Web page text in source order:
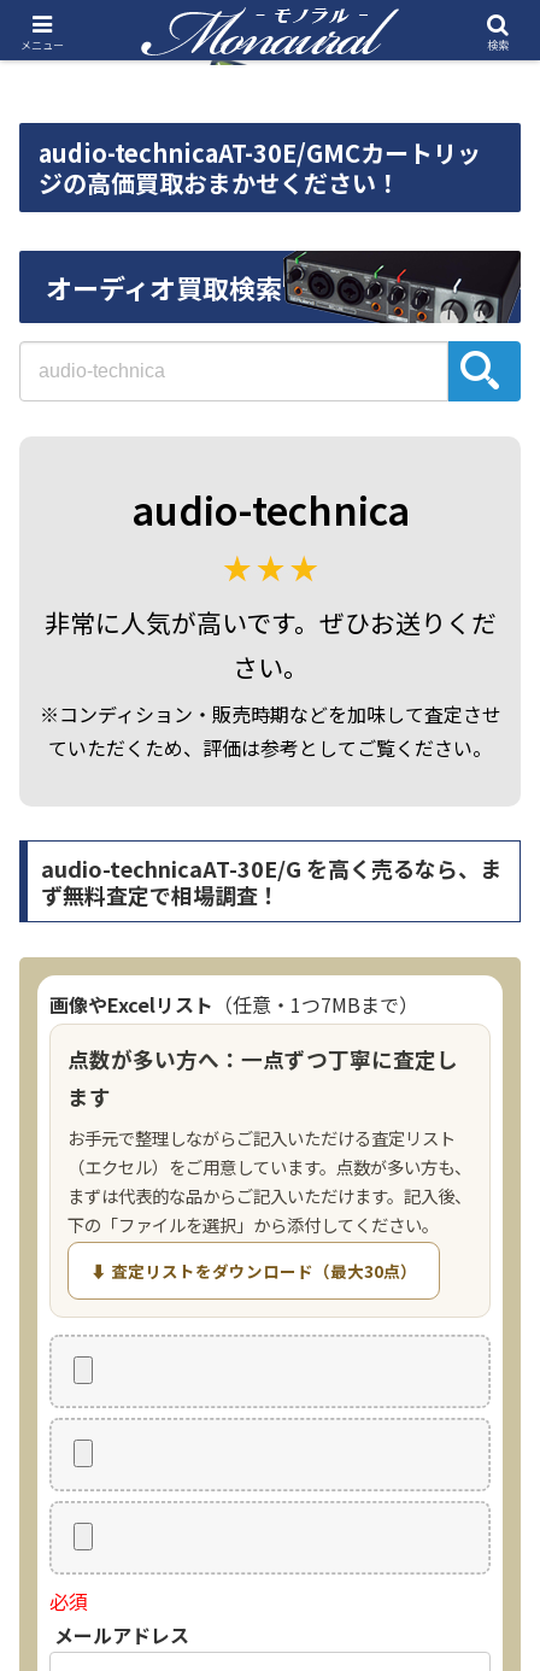
audio-technicaAT-30E/GMCカートリッ
ジの高価買取おまかせください！
オーディオ買取検索
audio-technica
非常に人気が高いです。ぜひお送りくだ
さい。
※コンディション・販売時期などを加味して査定させ
ていただくため、評価は参考としてご覧ください。
audio-technicaAT-30E/G を高く売るなら、ま
ず無料査定で相場調査！
画像やExcelリスト （任意・1つ7MBまで）
点数が多い方へ：一点ずつ丁寧に査定し
ます
お手元で整理しながらご記入いただける査定リスト
（エクセル）をご用意しています。点数が多い方も、
まずは代表的な品からご記入いただけます。記入後、
下の「ファイルを選択」から添付してください。
⬇ 査定リストをダウンロード（最大30点）
必須
メールアドレス
メニュー 検索